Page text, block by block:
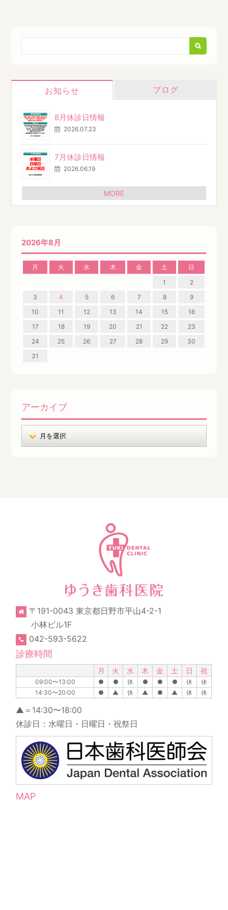
お知らせ ブログ
8月休診日情報
2026.07.23
7月休診日情報
2026.06.19
MORE
2026年8月
月 火 水 木 金 土
日
1
2
3
4 5 6 7 8
9
10
11 12 13 14 15
16
17
18 19 20 21 22
23
24
25 26 27 28 29
30
31
アーカイブ
〒191-0043 東京都日野市平山4-2-1
小林ビル1F
042-593-5622
診療時間
月 火 水 木 金 土 日 祝
09:00〜13:00 ● ● 休 ● ● ● 休
休
14:30〜20:00
● ▲ 休 ▲ ● ▲ 休 休
▲＝14:30〜18:00
休診日：水曜日・日曜日・祝祭日
MAP